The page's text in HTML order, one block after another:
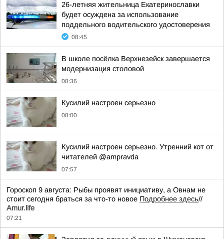
26-летняя жительница Екатеринославки
будет осуждена за использование
поддельного водительского удостоверения
08:45
В школе посёлка Верхнезейск завершается
модернизация столовой
08:36
Кусилий настроен серьезно
08:00
Кусилий настроен серьезно. Утренний кот от
читателей @ampravda
07:57
Гороскоп 9 августа: Рыбы проявят инициативу, а Овнам не
стоит сегодня браться за что-то новое Подробнее здесь//
Аmur.life
07:21